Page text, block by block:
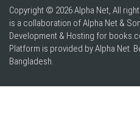
Copyright © 2026 Alpha Net, All
is a collaboration of Alpha Net &
Development & Hosting for
Platform is provided by Alpha Net.
Bangladesh.